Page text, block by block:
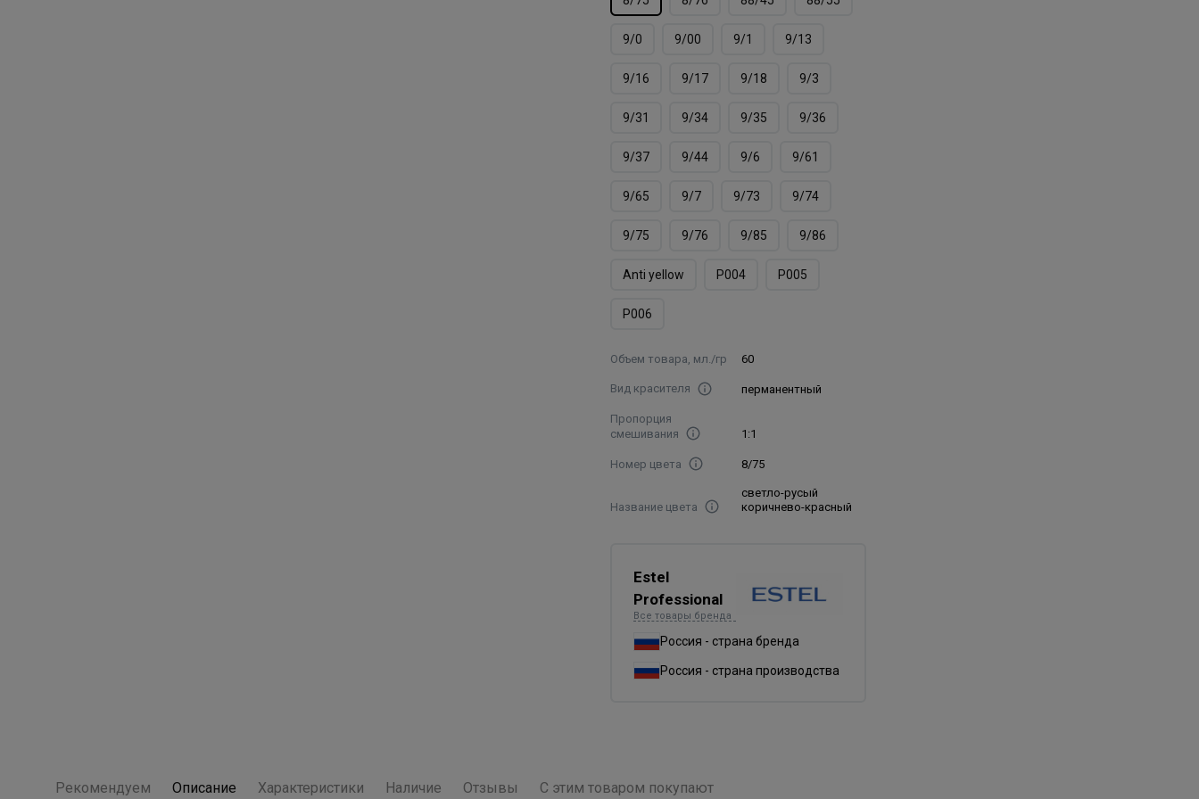
9/0 9/00 9/1 9/13
9/16 9/17 9/18 9/3
9/31 9/34 9/35 9/36
9/37 9/44 9/6 9/61
9/65 9/7 9/73 9/74
9/75 9/76 9/85 9/86
Аnti yellow Р004 Р005
Р006
Объем товара, мл./гр 60
Вид красителя перманентный
Пропорция
смешивания
1:1
Номер цвета 8/75
Название цвета
светло-русый
коричнево-красный
Estel
Professional
Все товары бренда
Россия - страна бренда
Россия - страна производства
Рекомендуем Описание Характеристики Наличие Отзывы С этим товаром покупают